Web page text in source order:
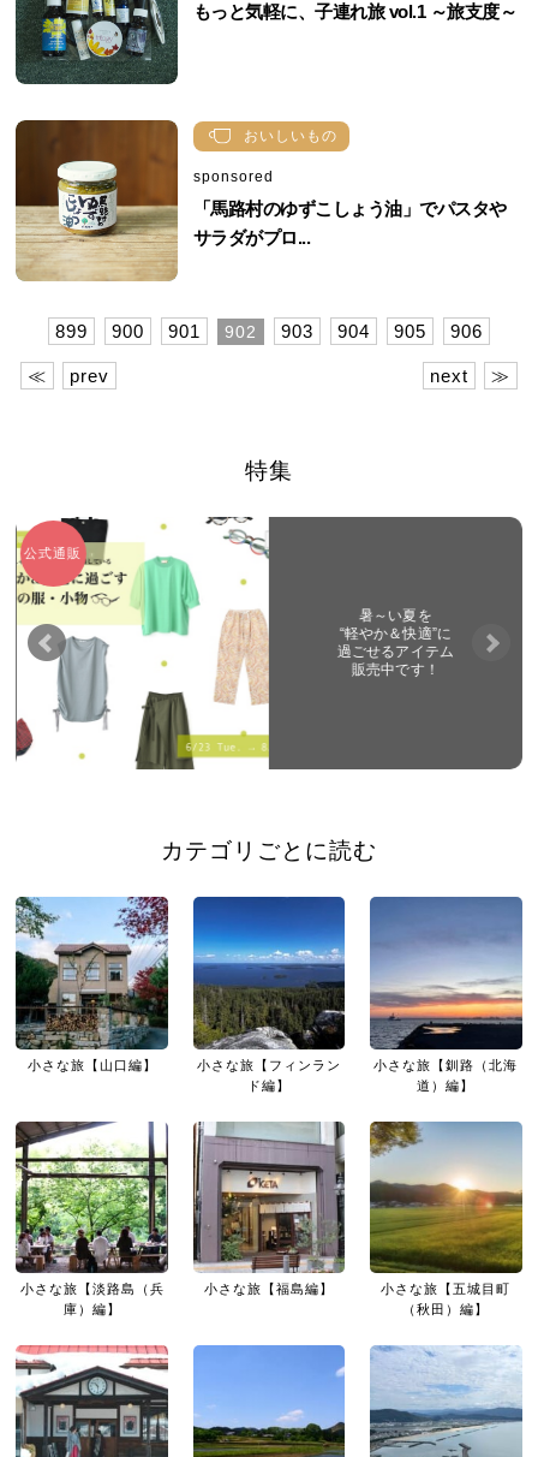
もっと気軽に、子連れ旅 vol.1 ～旅支度～
おいしいもの
sponsored
「馬路村のゆずこしょう油」でパスタや
サラダがプロ...
≪ prev
899 900 901 902 903 904 905 906
next ≫
特集
公式通販
暑～い夏を
“軽やか＆快適”に
過ごせるアイテム
販売中です！
カテゴリごとに読む
小さな旅【山口編】
小さな旅【フィンラン
ド編】
小さな旅【釧路（北海
道）編】
小さな旅【淡路島（兵
庫）編】
小さな旅【福島編】
小さな旅【五城目町
（秋田）編】